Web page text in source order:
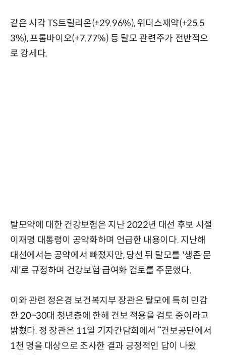
같은 시각 TS트릴리온(+29.96%), 위더스제약(+25.5
3%), 프롬바이오(+7.77%) 등 탈모 관련주가 전반적으
로 강세다.
탈모약에 대한 건강보험은 지난 2022년 대선 후보 시절
이재명 대통령이 공약화하며 언급한 내용이다. 지난해
대선에서는 공약에서 빠졌지만, 당선 뒤 탈모를 '생존 문
제'로 규정하며 건강보험 급여화 검토를 주문했다.
이와 관련 정은경 보건복지부 장관은 탈모에 특히 민감
한 20~30대 청년층에 한해 건보 적용을 검토 중이라고
밝혔다. 정 장관은 11일 기자간담회에서 “건보공단에서
1천 명을 대상으로 조사한 결과 긍정적인 답이 나왔